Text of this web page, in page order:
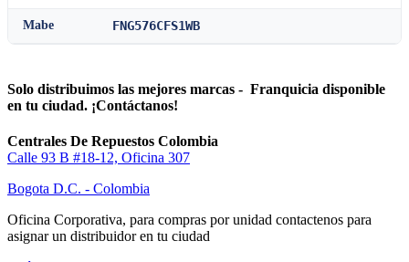
Mabe FNG576CFS1WB
Solo distribuimos las mejores marcas - Franquicia disponible
en tu ciudad. ¡Contáctanos!
Centrales De Repuestos Colombia
Calle 93 B #18-12, Oficina 307
Bogota D.C. - Colombia
Oficina Corporativa, para compras por unidad contactenos para
asignar un distribuidor en tu ciudad